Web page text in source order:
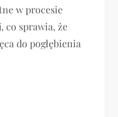
w procesie
co sprawia, że
do pogłębienia